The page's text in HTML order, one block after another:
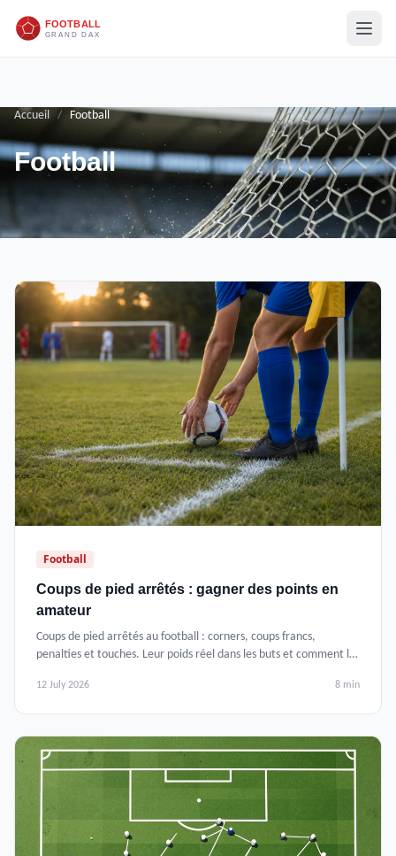
Accueil / Football
Football
Football
Coups de pied arrêtés : gagner des points en
amateur
Coups de pied arrêtés au football : corners, coups francs,
penalties et touches. Leur poids réel dans les buts et comment les
12 July 2026 8 min